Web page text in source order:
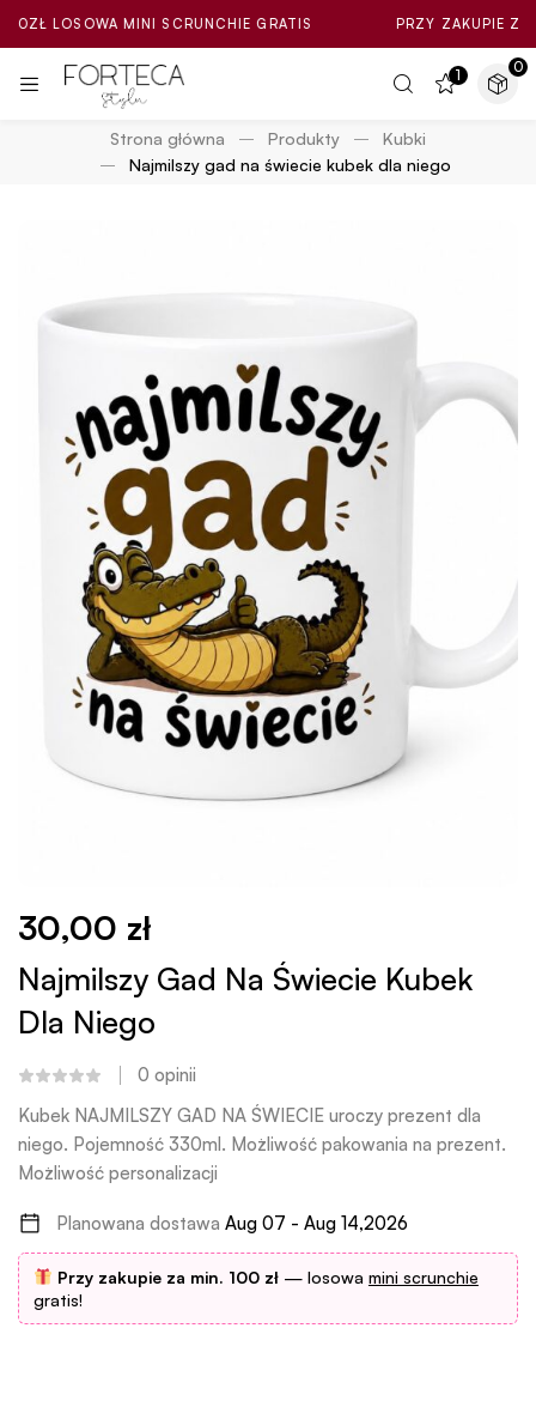
MINI SCRUNCHIE GRATIS PRZY ZAKUPIE ZA MIN.
1 0
Strona główna Produkty
Kubki
Najmilszy gad na świecie kubek dla niego
30,00 zł
Najmilszy Gad Na Świecie Kubek
Dla Niego
0 opinii
Kubek NAJMILSZY GAD NA ŚWIECIE uroczy prezent dla
niego. Pojemność 330ml. Możliwość pakowania na prezent.
Możliwość personalizacji
Planowana dostawa Aug 07 - Aug 14,2026
Przy zakupie za min. 100 zł— losowa mini scrunchie
gratis!